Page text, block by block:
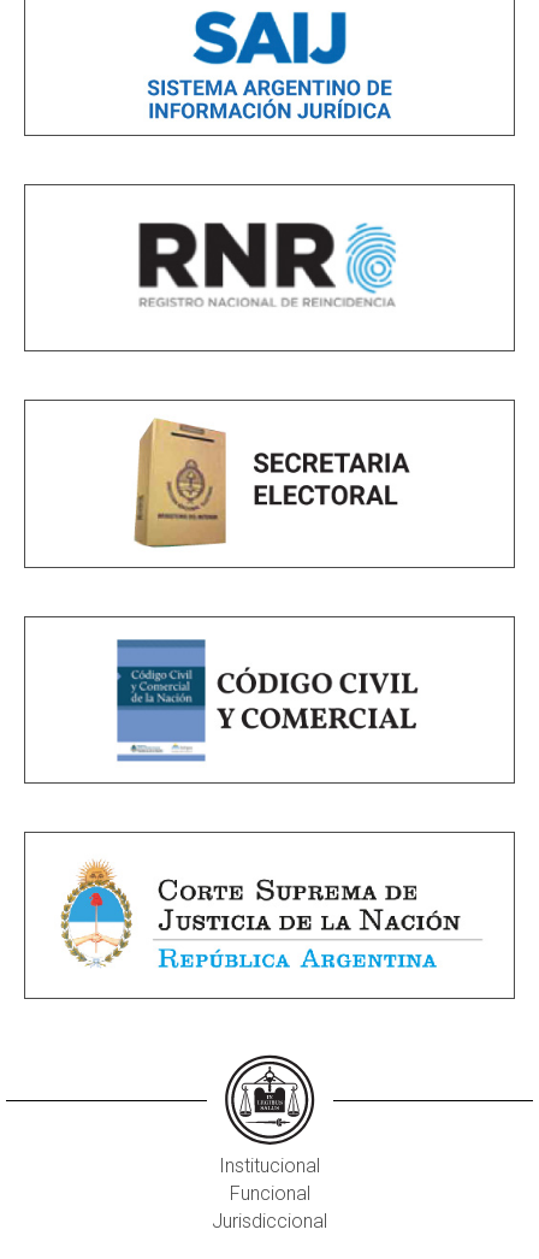
Institucional
Funcional
Jurisdiccional